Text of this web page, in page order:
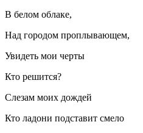
В белом облаке,
Над городом проплывающем,
Увидеть мои черты
Кто решится?
Слезам моих дождей
Кто ладони подставит смело